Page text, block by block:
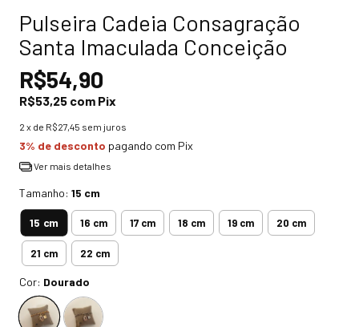
Pulseira Cadeia Consagração
Santa Imaculada Conceição
R$54,90
R$53,25 com Pix
2 x de R$27,45 sem juros
3% de desconto pagando com Pix
Ver mais detalhes
Tamanho: 15 cm
15 cm 16 cm 17 cm 18 cm 19 cm 20 cm
21 cm 22 cm
Cor: Dourado